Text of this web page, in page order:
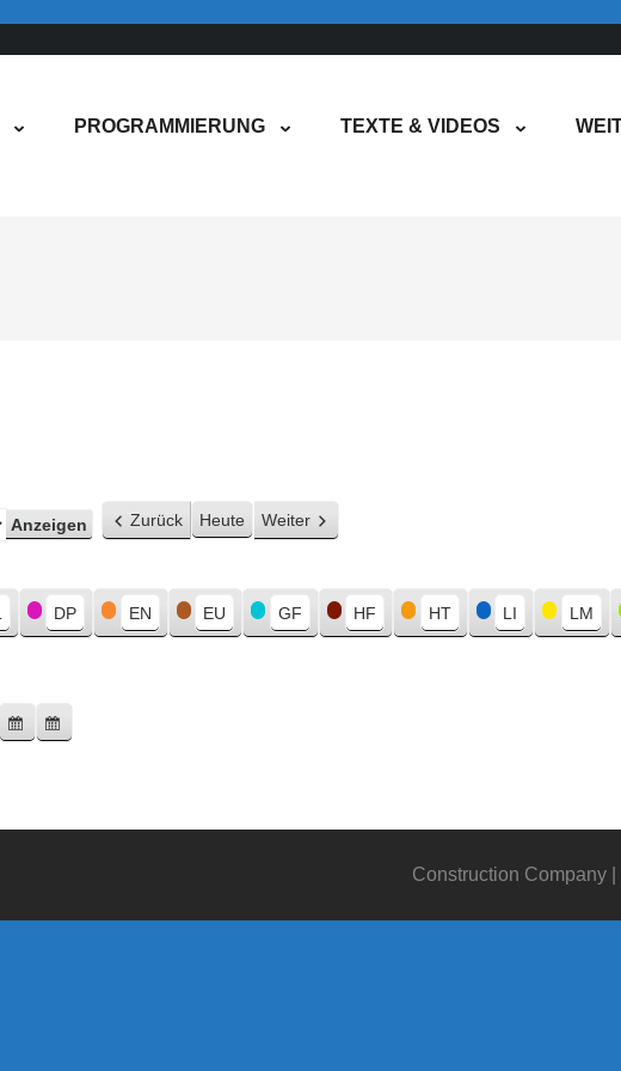
PROGRAMMIERUNG TEXTE & VIDEOS
Zurück Heute Weiter
DP EN EU GF HF HT LI LM
Google-
Construction Company